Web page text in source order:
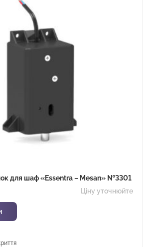
для шаф «Essentra – Mesan» №3301
Ціну уточнюйте